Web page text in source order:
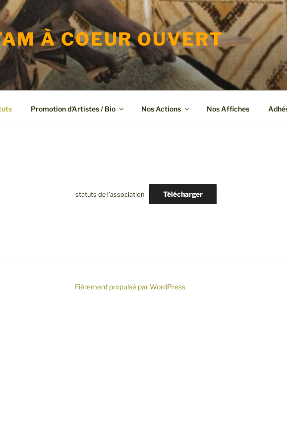
À COEUR OUVERT
Promotion d’Artistes / Bio Nos Actions Nos Affiches
statuts de l’association Télécharger
Fièrement propulsé par WordPress